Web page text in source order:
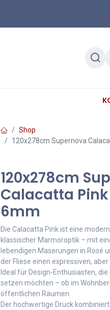
Shop
120x278cm Supernova
120x278cm
Calacatta
6mm
Die Calacatta Pink ist eine
klassischer Marmoroptik – mit
lebendigen Maserungen in Rosé
der Fliese einen expressiven,
Ideal für Design-Enthusiasten,
setzen möchten – ob im
öffentlichen Räumen.
Der hochwertige Druck